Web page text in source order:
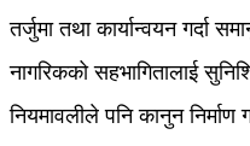
तर्जुमा तथा कार्यान्वयन गर्दा
नागरिकको सहभागितालाई
नियमावलीले पनि कानुन निर्माण